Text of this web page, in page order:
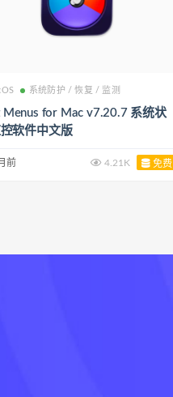
系统防护 / 恢复 / 监测
Menus for Mac v7.20.7 系统状
软件中文版
前 4.21K 免费